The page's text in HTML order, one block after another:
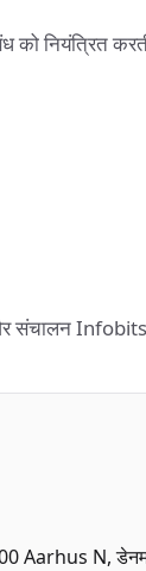
नियंत्रित
Infobits
Aarhus N,